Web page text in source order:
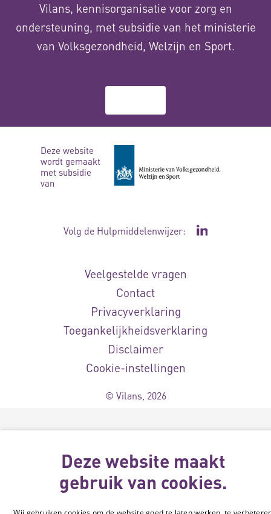
Vilans, kennisorganisatie voor zorg en
ondersteuning, met subsidie van het ministerie
van Volksgezondheid, Welzijn en Sport.
Deze website
wordt gemaakt
met subsidie
van
Volg de Hulpmiddelenwijzer: Ga naar de
Veelgestelde vragen
Contact
Privacyverklaring
Toegankelijkheidsverklaring
Disclaimer
Cookie-instellingen
© Vilans, 2026
Deze website maakt
gebruik van cookies.